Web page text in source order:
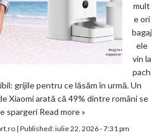
mult
e ori
bagaj
ele
vin la
pach
grijile pentru ce lăsăm în urmă. Un
Xiaomi arată că 49% dintre români se
spargeri Read more »
| Published:iulie 22, 2026 - 7:31 pm